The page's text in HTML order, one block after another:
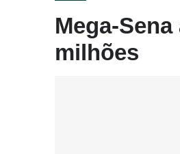
Mega-
milhões